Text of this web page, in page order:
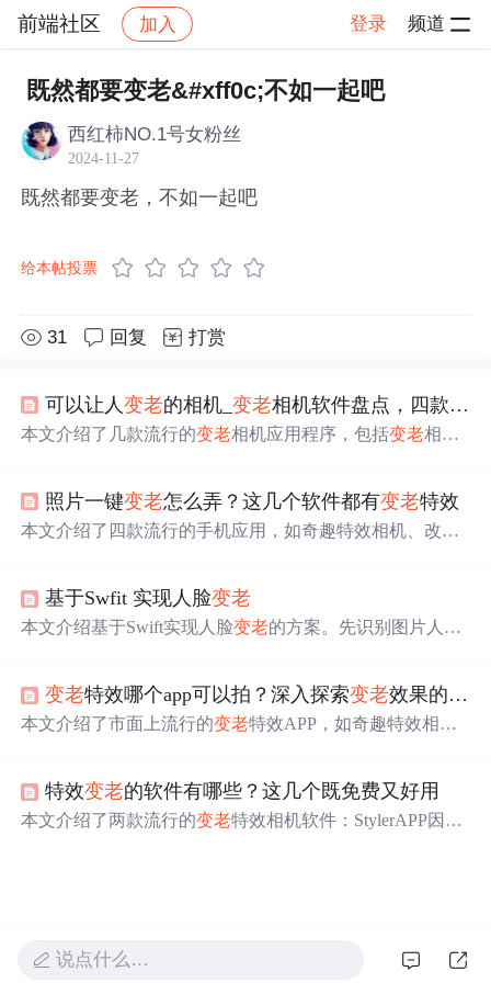
前端社区 加入 登录 频道
社区 前端社区 感慨 帖子详情
既然都要变老&#xff0c;不如一起吧
西红柿NO.1号女粉丝
2024-11-27
既然都要变老，不如一起吧
给本帖投票
31 回复 打赏
可以让人变老的相机_变老相机软件盘点，四款可以让人
本文介绍了几款流行的变老相机应用程序，包括变老相
提供趣味性的变年轻效果。用户可以轻松下载并尝试，观
察不同年龄阶段的自己，感受时间的魔力。
照片一键变老怎么弄？这几个软件都有变老特效
本文介绍了四款流行的手机应用，如奇趣特效相机、改图
效果，为用户带来创意和娱乐的乐趣，体验时光流转的感
觉。,
基于Swfit 实现人脸变老
本文介绍基于Swift实现人脸变老的方案。先识别图片人脸
OpenGL渲染纹理，采用柔光混合模式。该方案优点是不受
肤色等因素影响，拓展性高，但变老效果离真实有差距。
变老特效哪个app可以拍？深入探索变老效果的应用
本文介绍了市面上流行的变老特效APP，如奇趣特效相
意丰富的优点。
特效变老的软件有哪些？这几个既免费又好用
本文介绍了两款流行的变老特效相机软件：StylerAPP因其
说点什么…